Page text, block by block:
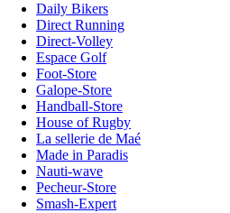
Daily Bikers
Direct Running
Direct-Volley
Espace Golf
Foot-Store
Galope-Store
Handball-Store
House of Rugby
La sellerie de Maé
Made in Paradis
Nauti-wave
Pecheur-Store
Smash-Expert